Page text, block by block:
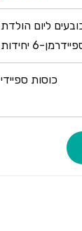
ליום הולדת
6 יחידות
כוסות ספיידי